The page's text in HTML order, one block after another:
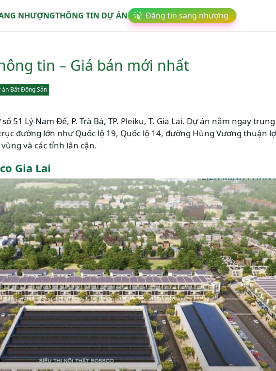
NHƯỢNGTHÔNG TIN DỰ ÁN Đăng tin sang nhượng
tin – Giá bán mới nhất
án Bất Động Sản
51 Lý Nam Đế, P. Trà Bá, TP. Pleiku, T. Gia Lai. Dự án nằm ngay
đường lớn như Quốc lộ 19, Quốc lộ 14, đường Hùng Vương thuận
và các tỉnh lân cận.
Gia Lai